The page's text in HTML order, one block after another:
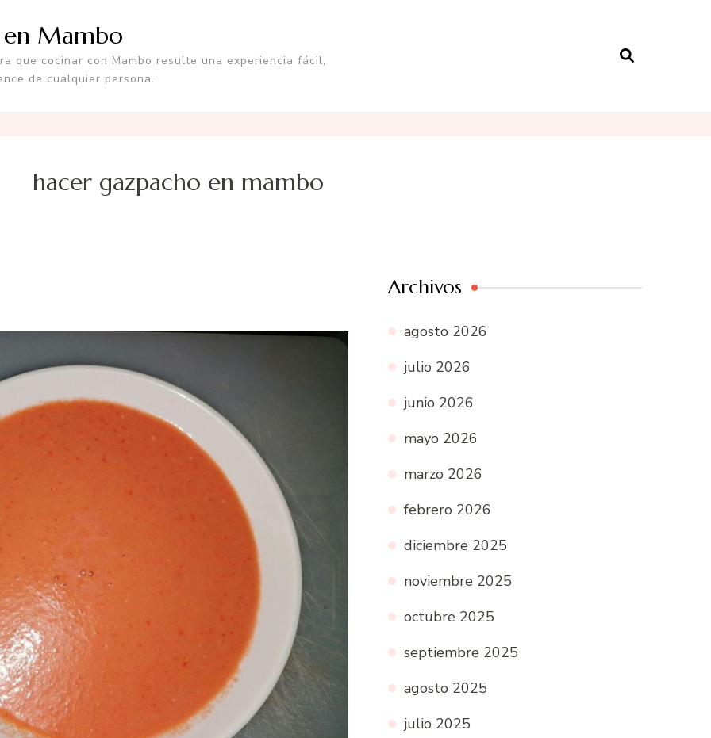
en Mambo
que cocinar con Mambo resulte una experiencia fácil,
de cualquier persona.
hacer gazpacho en mambo
Archivos
agosto 2026
julio 2026
junio 2026
mayo 2026
marzo 2026
febrero 2026
diciembre 2025
noviembre 2025
octubre 2025
septiembre 2025
agosto 2025
julio 2025